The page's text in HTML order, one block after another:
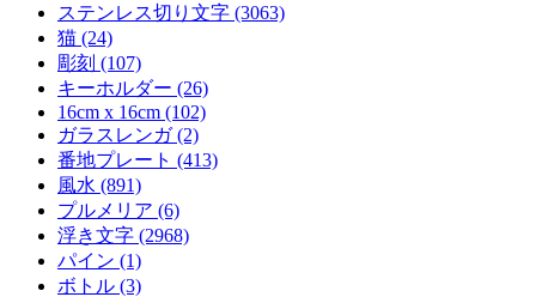
ステンレス切り文字 (3063)
猫 (24)
彫刻 (107)
キーホルダー (26)
16cm x 16cm (102)
ガラスレンガ (2)
番地プレート (413)
風水 (891)
プルメリア (6)
浮き文字 (2968)
パイン (1)
ボトル (3)